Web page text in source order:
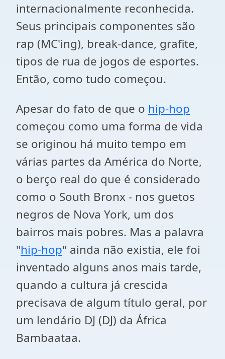
internacionalmente reconhecida.
Seus principais componentes são
rap (MC'ing), break-dance, grafite,
tipos de rua de jogos de esportes.
Então, como tudo começou.
Apesar do fato de que o hip-hop
começou como uma forma de vida
se originou há muito tempo em
várias partes da América do Norte,
o berço real do que é considerado
como o South Bronx - nos guetos
negros de Nova York, um dos
bairros mais pobres. Mas a palavra
"hip-hop" ainda não existia, ele foi
inventado alguns anos mais tarde,
quando a cultura já crescida
precisava de algum título geral, por
um lendário DJ (DJ) da África
Bambaataa.